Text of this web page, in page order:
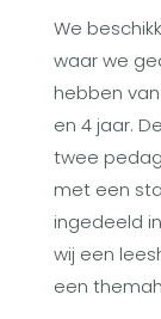
We
waar we
hebben
en 4 jaar.
twee
met een
ingedeeld
wij een
een